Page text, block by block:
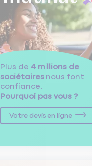
Plus de 4 millions de
sociétaires nous font
confiance.
Pourquoi pas vous ?
Votre devis en ligne